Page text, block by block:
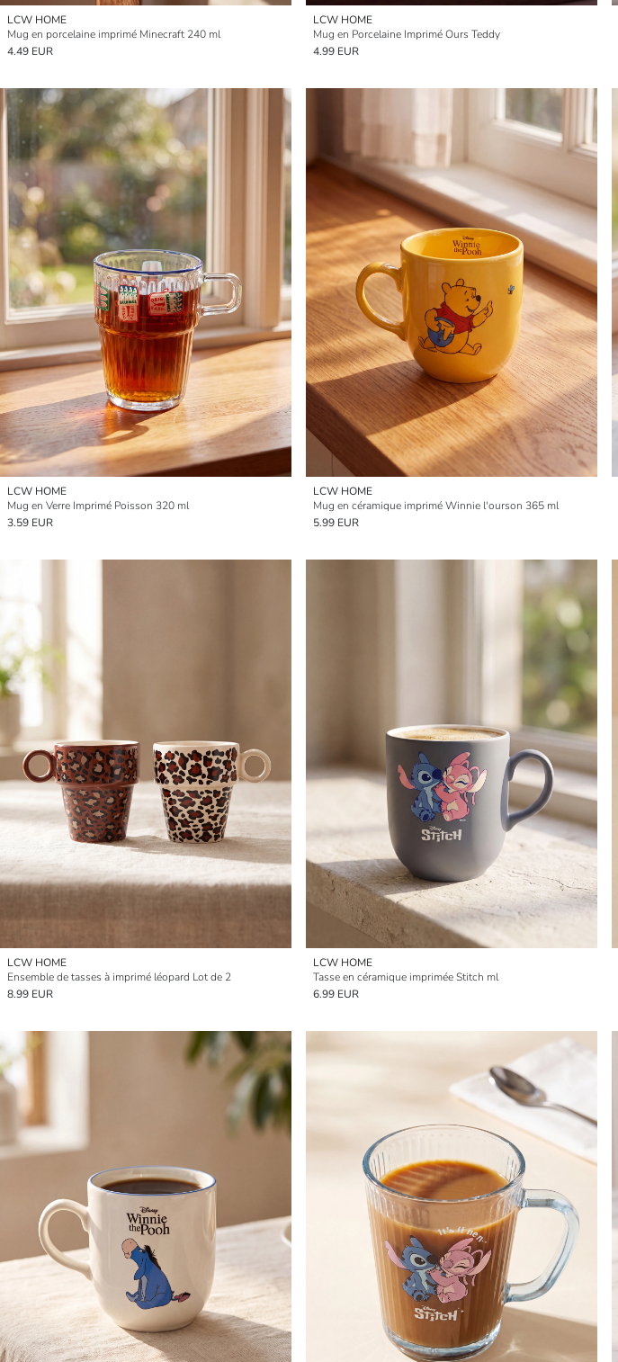
LCW HOME
Mug en porcelaine imprimé Minecraft 240 ml
4.49 EUR
LCW HOME
Mug en Porcelaine Imprimé Ours Teddy
4.99 EUR
LCW HOME
Mug en Verre Imprimé Poisson 320 ml
3.59 EUR
LCW HOME
Mug en céramique imprimé Winnie l'ourson 365 ml
5.99 EUR
LCW HOME
Ensemble de tasses à imprimé léopard Lot de 2
8.99 EUR
LCW HOME
Tasse en céramique imprimée Stitch ml
6.99 EUR